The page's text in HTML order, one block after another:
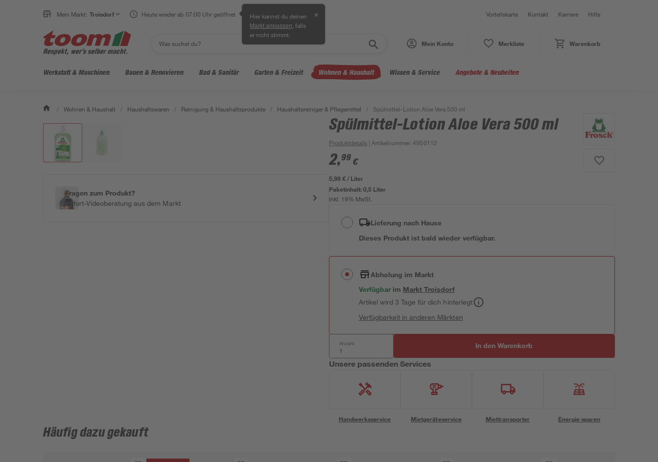
Mein Markt: Troisdorf Heute wieder ab 07:00 Uhr geöffnet Hier kannst du deinen
Markt anpassen , falls
er nicht stimmt.
✕ Vorteilskarte Kontakt Karriere Hilfe
Mein Konto Merkliste Warenkorb
Werkstatt & Maschinen Bauen & Renovieren Bad & Sanitär Garten & Freizeit Wohnen & Haushalt Wissen & Service Angebote & Neuheiten
/ Wohnen & Haushalt / Haushaltswaren / Reinigung & Haushaltsprodukte / Haushaltsreiniger & Pflegemittel / Spülmittel-Lotion Aloe Vera 500 ml
Fragen zum Produkt?
Sofort-Videoberatung aus dem Markt
Spülmittel-Lotion Aloe Vera 500 ml
Produktdetails | Artikelnummer:4950112
2,99 €
5,98 € / Liter
Paketinhalt:0,5 Liter
inkl. 19% MwSt.
Lieferung nach Hause
Dieses Produkt ist bald wieder verfügbar.
Abholung im Markt
Verfügbar im MarktTroisdorf
Artikel wird 3 Tage für dich hinterlegt
Verfügbarkeit in anderen Märkten
Anzahl: In den Warenkorb
Unsere passenden Services
Handwerksservice Mietgeräteservice Miettransporter Energie sparen
Häufig dazu gekauft